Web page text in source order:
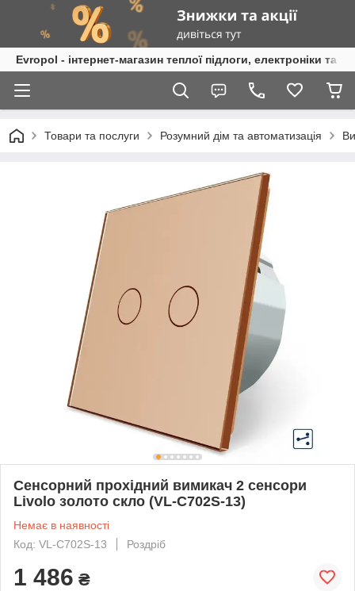
Evropol - інтернет-магазин теплої підлоги, електроніки та
Товари та послуги Розумний дім та автоматизація
Сенсорний прохідний вимикач 2 сенсори
Livolo золото скло (VL-C702S-13)
Немає в наявності
Код: VL-C702S-13
Роздріб
1 486 ₴